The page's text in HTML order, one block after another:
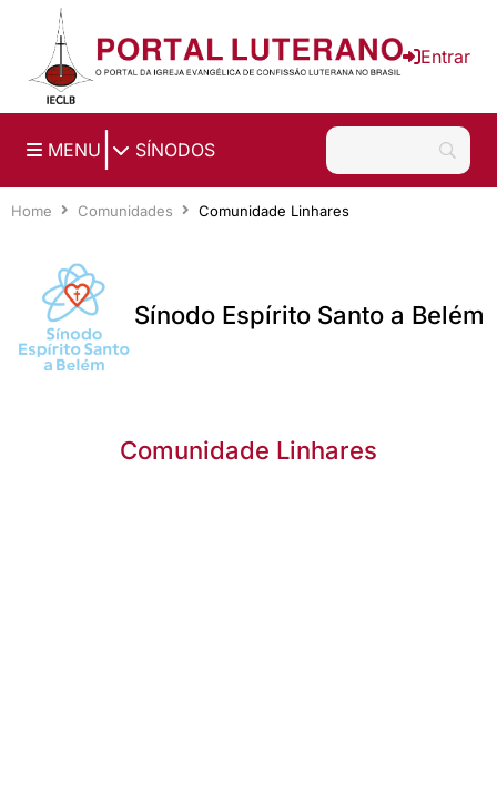
Ir para o conteúdo principal
Entrar
MENU SÍNODOS
Home Comunidades Comunidade Linhares
Sínodo Espírito Santo a Belém
Comunidade Linhares